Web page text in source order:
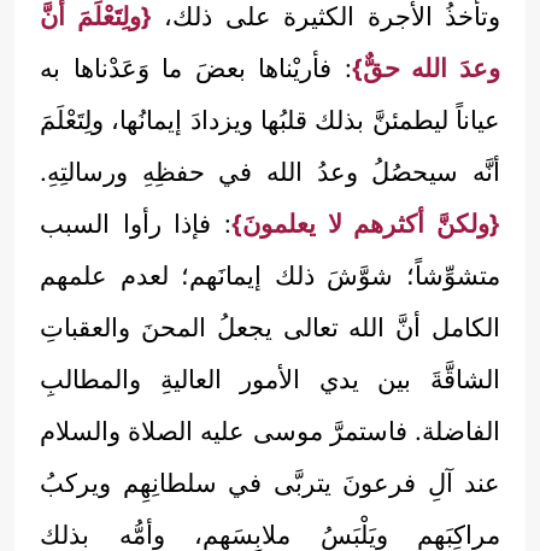
وتأخذُ الأجرة الكثيرة على ذلك، {ولِتَعْلَمَ أنَّ
وعدَ الله حقٌّ}: فأريْناها بعضَ ما وَعَدْناها به
عياناً ليطمئنَّ بذلك قلبُها ويزدادَ إيمانُها، ولِتَعْلَمَ
أنَّه سيحصُلُ وعدُ الله في حفظِهِ ورسالتِهِ.
{ولكنَّ أكثرهم لا يعلمونَ}: فإذا رأوا السبب
متشوِّشاً؛ شوَّشَ ذلك إيمانَهم؛ لعدم علمهم
الكامل أنَّ الله تعالى يجعلُ المحنَ والعقباتِ
الشاقَّةَ بين يدي الأمور العاليةِ والمطالبِ
الفاضلة. فاستمرَّ موسى عليه الصلاة والسلام
عند آلِ فرعونَ يتربَّى في سلطانِهِم ويركبُ
مراكِبَهم ويَلْبَسُ ملابِسَهم، وأمُّه بذلك